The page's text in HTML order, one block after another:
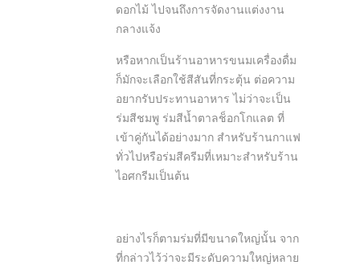
ดอกไม้ ไปจนถึงการจัดงานแต่งงาน
กลางแจ้ง
หรือหากเป็นร้านอาหารขนมเครื่องดื่ม
ก็มักจะเลือกใช้สีสันที่กระตุ้น ต่อความ
อยากรับประทานอาหาร ไม่ว่าจะเป็น
ร่มสีชมพู ร่มสีน้ำตาลช็อกโกแลต ที่
เข้าคู่กันได้อย่างมาก สำหรับร้านกาแฟ
ทั่วไปหรือร่มสีครีมที่เหมาะสำหรับร้าน
ไอศกรีมเป็นต้น
อย่างไรก็ตามร่มที่มีขนาดใหญ่นั้น จาก
ที่กล่าวไว้ว่าจะมีระดับความใหญ่หลาย